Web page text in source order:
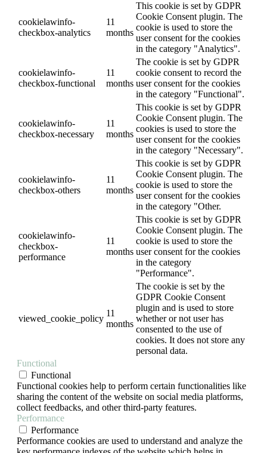
cookielawinfo-
checkbox-analytics
11
months
This cookie is set by GDPR
Cookie Consent plugin. The
cookie is used to store the
user consent for the cookies
in the category "Analytics".
cookielawinfo-
checkbox-functional
11
months
The cookie is set by GDPR
cookie consent to record the
user consent for the cookies
in the category "Functional".
cookielawinfo-
checkbox-necessary
11
months
This cookie is set by GDPR
Cookie Consent plugin. The
cookies is used to store the
user consent for the cookies
in the category "Necessary".
cookielawinfo-
checkbox-others
11
months
This cookie is set by GDPR
Cookie Consent plugin. The
cookie is used to store the
user consent for the cookies
in the category "Other.
cookielawinfo-
checkbox-
performance
11
months
This cookie is set by GDPR
Cookie Consent plugin. The
cookie is used to store the
user consent for the cookies
in the category
"Performance".
viewed_cookie_policy
11
months
The cookie is set by the
GDPR Cookie Consent
plugin and is used to store
whether or not user has
consented to the use of
cookies. It does not store any
personal data.
Functional
Functional
Functional cookies help to perform certain functionalities like
sharing the content of the website on social media platforms,
collect feedbacks, and other third-party features.
Performance
Performance
Performance cookies are used to understand and analyze the